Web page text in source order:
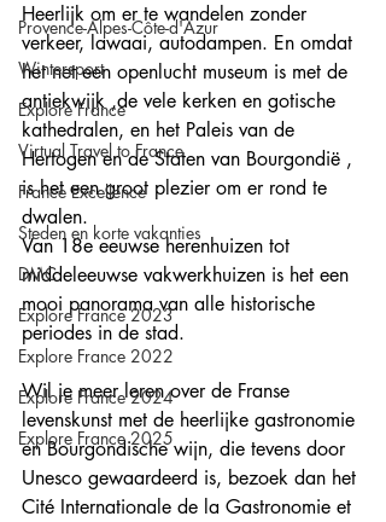
Provence-Alpes-Côte-d'Azur
Wintersport
Explore France
Virtual Travel to France
France Excellence
Steden en korte vakanties
DMC
Explore France 2023
Explore France 2022
Explore France 2024
Explore France 2025
Heerlijk om er te wandelen zonder
verkeer, lawaai, autodampen. En omdat
het net een openlucht museum is met de
antiekwijk ,de vele kerken en gotische
kathedralen, en het Paleis van de
Hertogen en de Staten van Bourgondië ,
is het een groot plezier om er rond te
dwalen.
Van 18e eeuwse herenhuizen tot
middeleeuwse vakwerkhuizen is het een
mooi panorama van alle historische
periodes in de stad.
Wil je meer leren over de Franse
levenskunst met de heerlijke gastronomie
en Bourgondische wijn, die tevens door
Unesco gewaardeerd is, bezoek dan het
Cité Internationale de la Gastronomie et